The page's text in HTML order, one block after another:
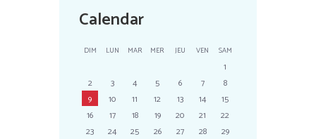
Calendar
DIM LUN MAR MER JEU VEN SAM
1
2
3 4 5 6 7
8
9
10 11 12 13 14
15
16
17 18 19 20 21
22
23
24 25 26 27 28
29